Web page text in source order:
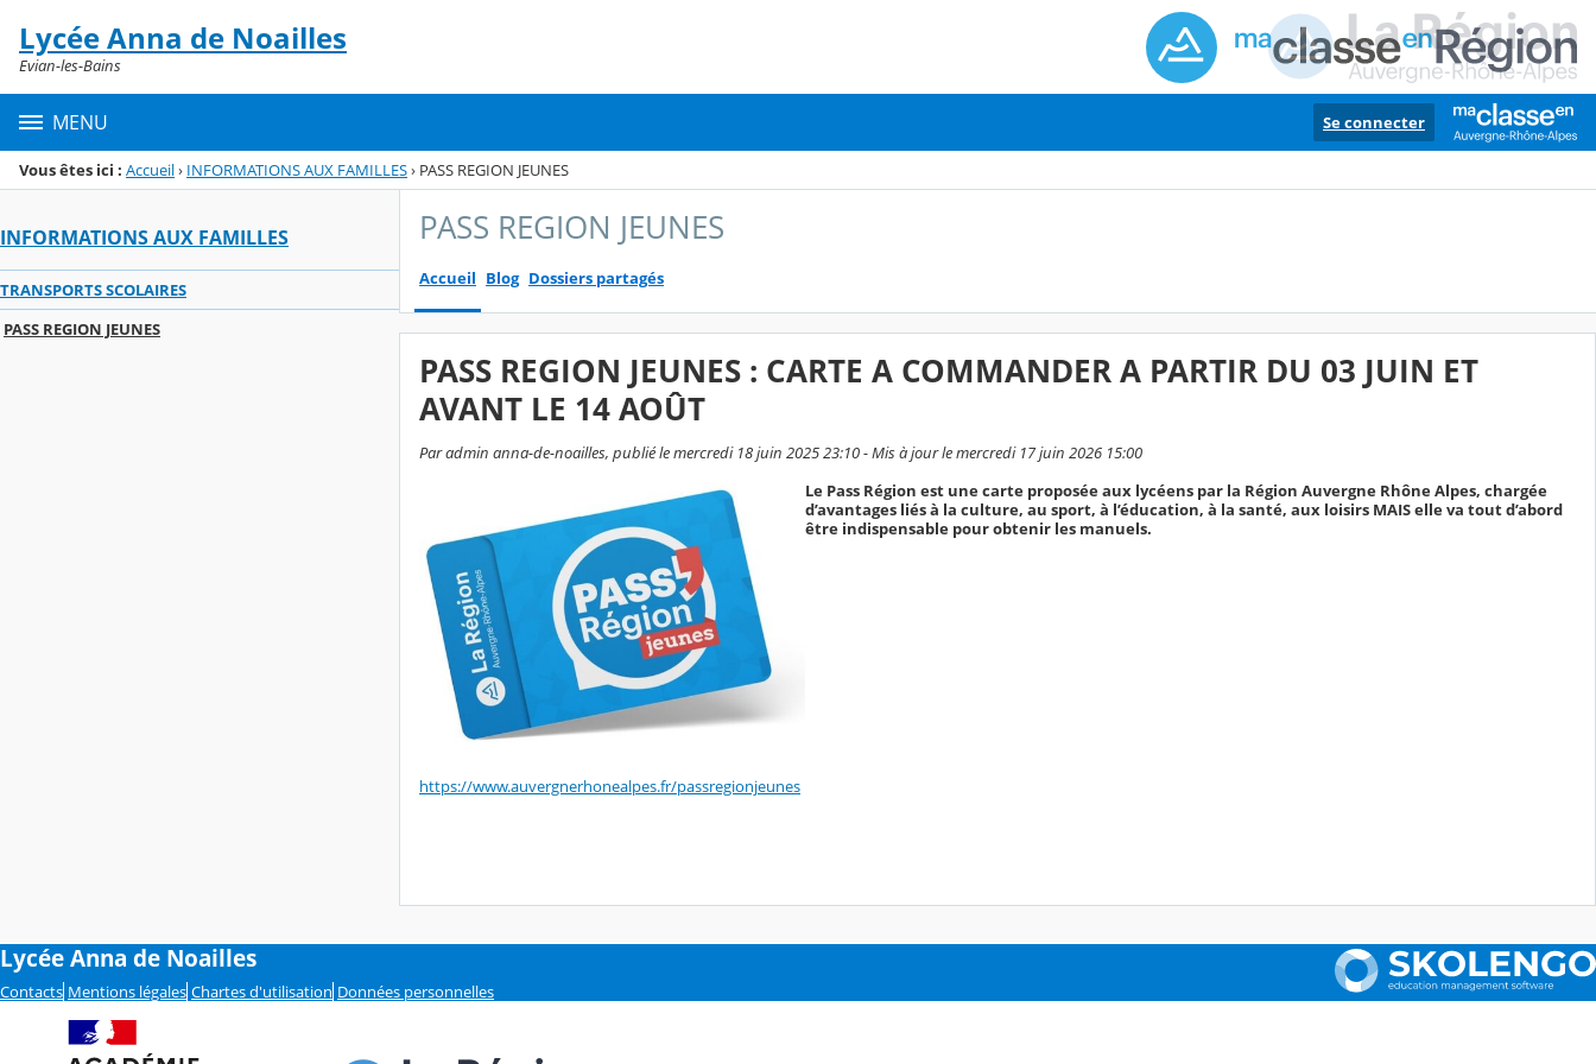
Menu de la rubrique
Contenu
Lycée Anna de Noailles
Evian-les-Bains
MENU Se connecter
Vous êtes ici : Accueil› INFORMATIONS AUX FAMILLES› PASS REGION JEUNES
INFORMATIONS AUX FAMILLES
TRANSPORTS SCOLAIRES
PASS REGION JEUNES
PASS REGION JEUNES
Accueil Blog Dossiers partagés
PASS REGION JEUNES : CARTE A COMMANDER A PARTIR DU 03 JUIN ET
AVANT LE 14 AOÛT
Par admin anna-de-noailles, publié le mercredi 18 juin 2025 23:10 - Mis à jour le mercredi 17 juin 2026 15:00
Le Pass Région est une carte proposée aux lycéens par la Région Auvergne Rhône Alpes, chargée
d’avantages liés à la culture, au sport, à l’éducation, à la santé, aux loisirs MAIS elle va tout d’abord
être indispensable pour obtenir les manuels.
https://www.auvergnerhonealpes.fr/passregionjeunes
Lycée Anna de Noailles
Contacts Mentions légales Chartes d'utilisation Données personnelles